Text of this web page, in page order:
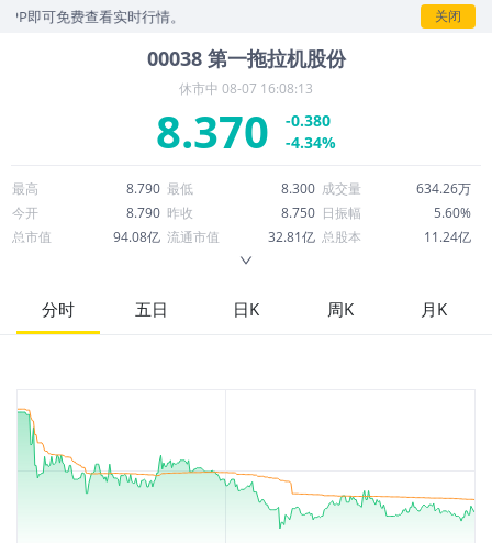
免费查看实时行情。 关闭
00038 第一拖拉机股份
休市中 08-07 16:08:13
8.370
-0.380
-4.34%
最高 8.790 最低 8.300 成交量
634.26万
今开
8.790 昨收 8.750 日振幅
5.60%
总市值
94.08亿 流通市值 32.81亿 总股本
11.24亿
52周最高
10.312 市盈率
9.96
股息
分时 五日 日K 周K 月K